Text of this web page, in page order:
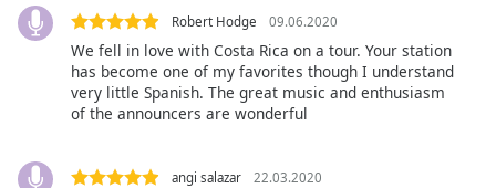
Robert Hodge 09.06.2020
We fell in love with Costa Rica on a tour. Your station
has become one of my favorites though I understand
very little Spanish. The great music and enthusiasm
of the announcers are wonderful
angi salazar 22.03.2020